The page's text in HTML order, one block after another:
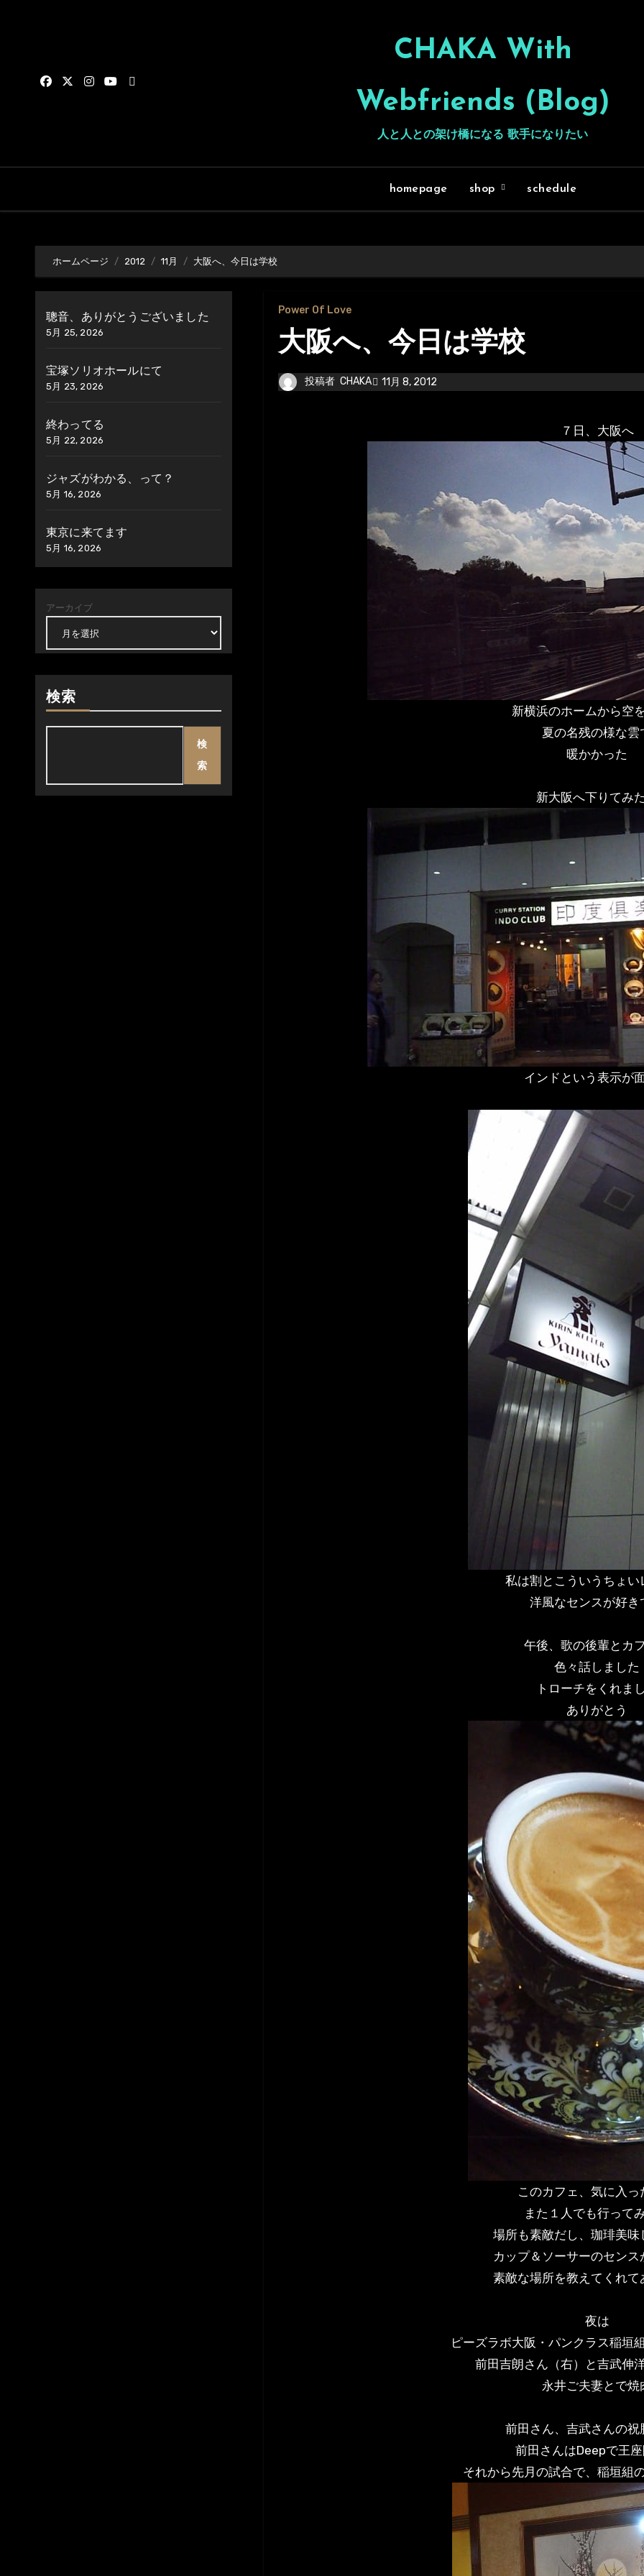
CHAKA With
Webfriends (Blog)
人と人との架け橋になる 歌手になりたい
homepage shop schedule
ホームページ 2012 11月 大阪へ、今日は学校
聰音、ありがとうございました
5月 25, 2026
宝塚ソリオホールにて
5月 23, 2026
終わってる
5月 22, 2026
ジャズがわかる、って？
5月 16, 2026
東京に来てます
5月 16, 2026
アーカイブ
検索
検
索
Power Of Love
大阪へ、今日は学校
投稿者 CHAKA 11月 8, 2012
７日、大阪へ
新横浜のホームから空
夏の名残の様な雲
暖かかった
新大阪へ下りてみ
インドという表示が
私は割とこういうちょい
洋風なセンスが好き
午後、歌の後輩とカ
色々話しました
トローチをくれま
ありがとう
このカフェ、気に入っ
また１人でも行って
場所も素敵だし、珈琲美味
カップ＆ソーサーのセンス
素敵な場所を教えてくれて
夜は
ピーズラボ大阪・パンクラス稲垣
前田吉朗さん（右）と吉武伸
永井ご夫妻とで焼
前田さん、吉武さんの祝
前田さんはDeepで王
それから先月の試合で、稲垣組